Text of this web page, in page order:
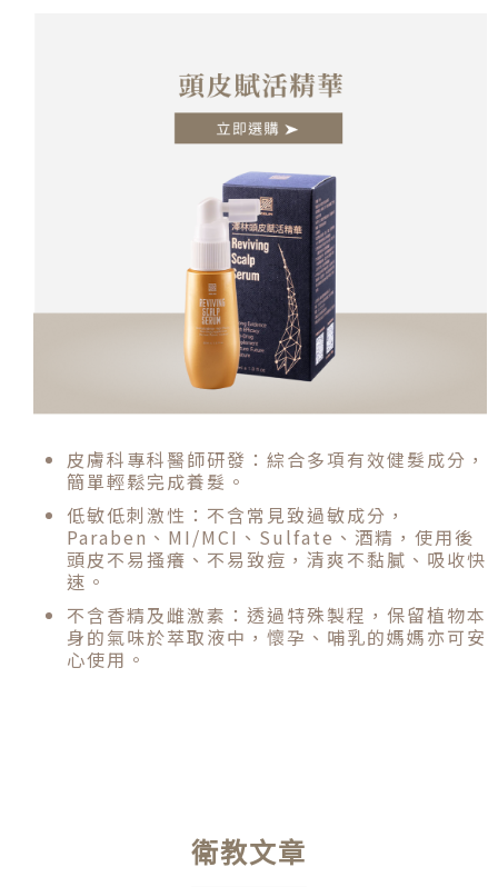
皮膚科專科醫師研發：綜合多項有效健髮成分，
簡單輕鬆完成養髮。
低敏低刺激性：不含常見致過敏成分，
Paraben、MI/MCI、Sulfate、酒精，使用後
頭皮不易搔癢、不易致痘，清爽不黏膩、吸收快
速。
不含香精及雌激素：透過特殊製程，保留植物本
身的氣味於萃取液中，懷孕、哺乳的媽媽亦可安
心使用。
衛教文章